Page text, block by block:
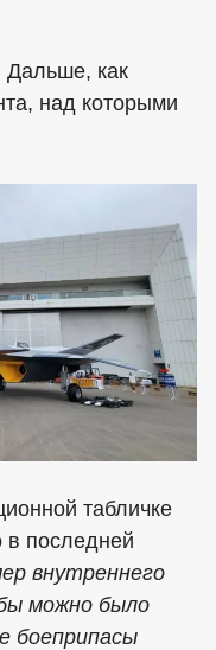
Дальше, как
над которыми
табличке
в последней
внутреннего
можно было
боеприпасы